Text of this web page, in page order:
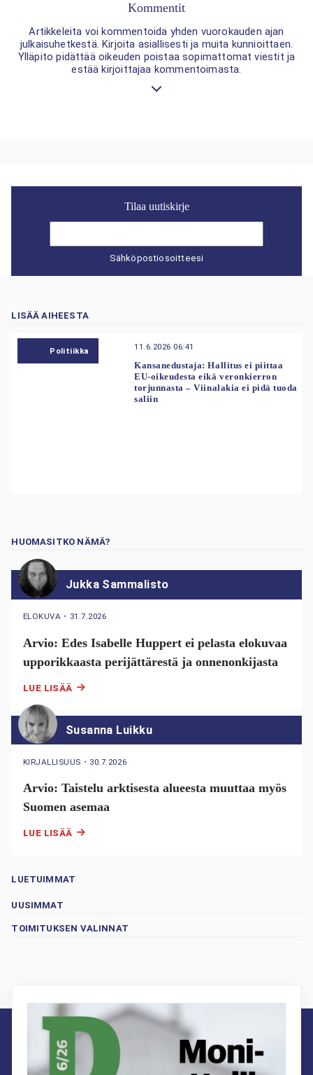
Kommentit
Artikkeleita voi kommentoida yhden vuorokauden ajan
julkaisuhetkestä. Kirjoita asiallisesti ja muita kunnioittaen.
Ylläpito pidättää oikeuden poistaa sopimattomat viestit ja
estää kirjoittajaa kommentoimasta.
Tilaa uutiskirje
Sähköpostiosoitteesi
LISÄÄ AIHEESTA
Politiikka 11.6.2026 06:41
Kansanedustaja: Hallitus ei piittaa
EU-oikeudesta eikä veronkierron
torjunnasta – Viinalakia ei pidä tuoda
saliin
HUOMASITKO NÄMÄ?
Jukka Sammalisto
ELOKUVA ・ 31.7.2026
Arvio: Edes Isabelle Huppert ei pelasta elokuvaa
upporikkaasta perijättärestä ja onnenonkijasta
LUE LISÄÄ
Susanna Luikku
KIRJALLISUUS ・ 30.7.2026
Arvio: Taistelu arktisesta alueesta muuttaa myös
Suomen asemaa
LUE LISÄÄ
LUETUIMMAT
UUSIMMAT
TOIMITUKSEN VALINNAT